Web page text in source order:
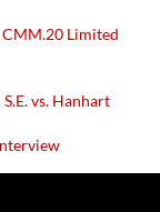
Limited
vs. Hanhart